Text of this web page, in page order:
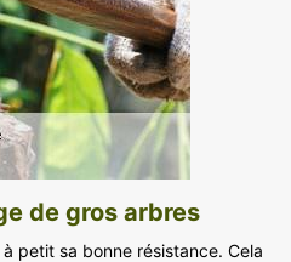
de gros arbres
petit sa bonne résistance. Cela